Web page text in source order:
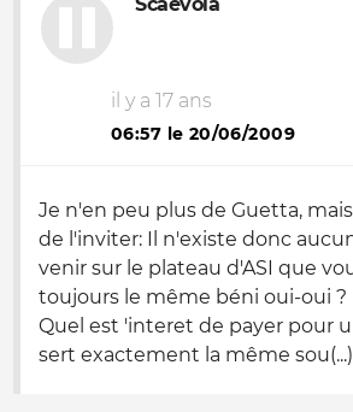
il y a 17 ans
06:57 le 20/06/2009
Je n'en peu plus de Guetta,
de l'inviter: Il n'existe donc
venir sur le plateau d'ASI que
toujours le même béni oui-oui ?
Quel est 'interet de payer pour
sert exactement la même sou(...)